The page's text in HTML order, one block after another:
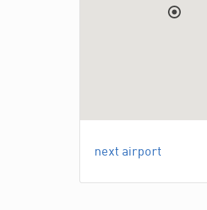
next airport